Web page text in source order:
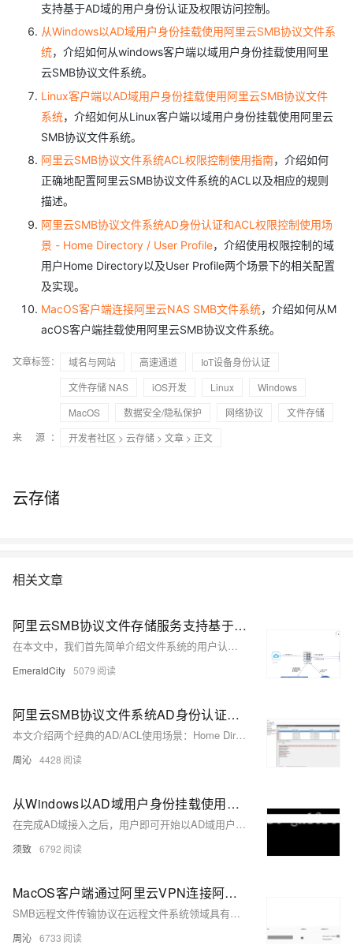
支持基于AD域的用户身份认证及权限访问控制。
从Windows以AD域用户身份挂载使用阿里云SMB协议文件系
统，介绍如何从windows客户端以域用户身份挂载使用阿里
云SMB协议文件系统。
Linux客户端以AD域用户身份挂载使用阿里云SMB协议文件
系统，介绍如何从Linux客户端以域用户身份挂载使用阿里云
SMB协议文件系统。
阿里云SMB协议文件系统ACL权限控制使用指南，介绍如何
正确地配置阿里云SMB协议文件系统的ACL以及相应的规则
描述。
阿里云SMB协议文件系统AD身份认证和ACL权限控制使用场
景 - Home Directory / User Profile，介绍使用权限控制的域
用户Home Directory以及User Profile两个场景下的相关配置
及实现。
MacOS客户端连接阿里云NAS SMB文件系统，介绍如何从M
acOS客户端挂载使用阿里云SMB协议文件系统。
文章标签： 域名与网站 高速通道
IoT设备身份认证
文件存储 NAS
iOS开发 Linux
Windows
MacOS
数据安全/隐私保护 网络协议
文件存储
来 源：
开发者社区 > 云存储 > 文章 > 正文
云存储
相关文章
阿里云SMB协议文件存储服务支持基于AD域的用户身份认证及权限访问控制介绍
在本文中，我们首先简单介绍文件系统的用户认证和访问权限控制的概念，然后介绍阿里云SMB协议文件存储服务支持基于AD域系统的用户身份认证及访问权限控制的设计实现。
EmeraldCity 5079
阿里云SMB协议文件系统AD身份认证和ACL权限控制使用场景 - Home Directory / User Profile
本文介绍两个经典的AD/ACL使用场景：Home Directory以及User Profile。 说明 AD/ACL功能默认关闭，有需要的用户请提请工单打开该功能。 1. Home Directory AD管理员可以给域用户设置登录即可见的文件卷。
周沁 4428
从Windows以AD域用户身份挂载使用阿里云SMB协议文件系统
在完成AD域接入之后，用户即可开始以AD域用户身份挂载使用阿里云SMB协议文件系统了。本文介绍了几种SMB文件系统的挂在方式以及简单的ACL特性使用方法的演示。
须致 6792
MacOS客户端通过阿里云VPN连接阿里云NAS SMB文件系统
SMB远程文件传输协议在远程文件系统领域具有相当的统治地位。主流客户端厂家，包括微软、苹果以及Linux生态圈都支持SMB协议，并且苹果的MacOS已经将SMB作为其默认的远程文件协议。作为国内云厂商的龙头企业，阿里云NAS SMB文件系统也可以支持MacOS客户端。
周沁 6733